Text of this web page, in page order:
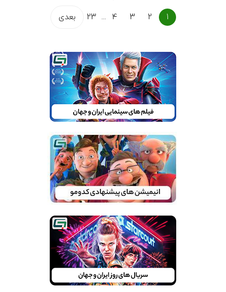
1
2
3
4
...
23 بعدی